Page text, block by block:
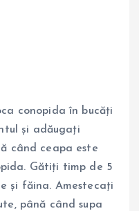
conopida în bucăți
și adăugați
când ceapa este
Gătiți timp de 5
și făina. Amestecați
până când supa